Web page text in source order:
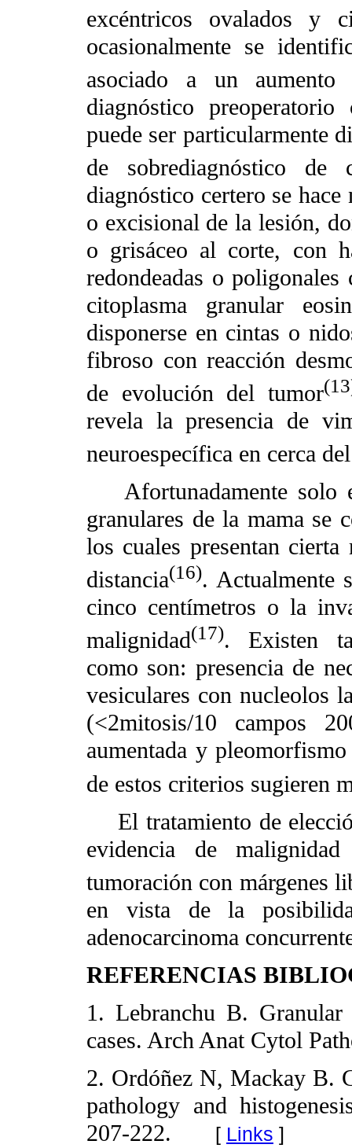
excéntricos ovalados y
ocasionalmente se
asociado a un
diagnóstico
puede ser particularmente
de sobrediagnóstico de
diagnóstico certero se
o excisional de la lesión,
o grisáceo al corte, con
redondeadas o
citoplasma granular
disponerse en cintas o
fibroso con reacción
de evolución del tumor
revela la presencia de
neuroespecífica en cerca
Afortunadamente solo
granulares de la mama se
los cuales presentan
distancia(16). Actualmente
cinco centímetros o la
malignidad(17). Existen
como son: presencia de
vesiculares con nucleolos
(<2mitosis/10 campos
aumentada y
de estos criterios sugieren
El tratamiento de
evidencia de
tumoración con márgenes
en vista de la
adenocarcinoma
REFERENCIAS
1. Lebranchu B.
cases. Arch Anat Cytol
2. Ordóñez N, Mackay B.
pathology and
207-222. [ Links ]